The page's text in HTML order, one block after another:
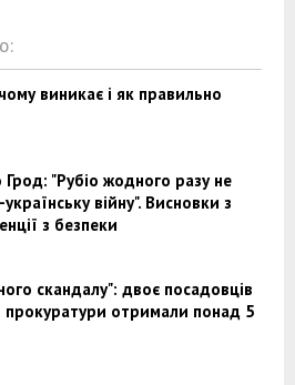
виникає і як правильно
"Рубіо жодного разу не
війну". Висновки з
з безпеки
скандалу": двоє посадовців
прокуратури отримали понад 5